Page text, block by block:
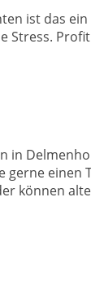
ist das
Stress.
in
gerne
können